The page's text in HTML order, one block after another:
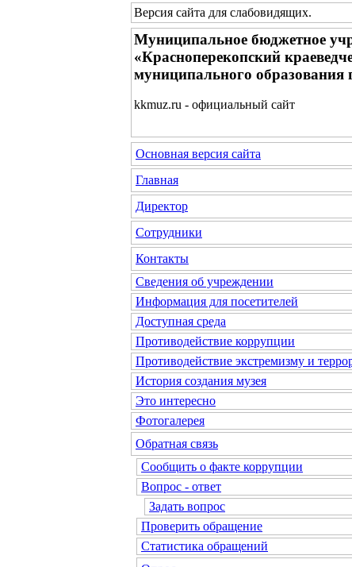
Версия сайта для слабовидящих.
Муниципальное бюджетное
«Красноперекопский
муниципального
kkmuz.ru - официальный сайт
Основная версия сайта
Главная
Директор
Сотрудники
Контакты
Сведения об учреждении
Информация для посетителей
Доступная среда
Противодействие коррупции
Противодействие экстремизму и
История создания музея
Это интересно
Фотогалерея
Обратная связь
Сообщить о факте коррупции
Вопрос - ответ
Задать вопрос
Проверить обращение
Статистика обращений